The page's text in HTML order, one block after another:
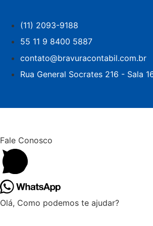
(11) 2093-9188
55 11 9 8400 5887
contato@bravuracontabil.com.br
Rua General Socrates 216 - Sala
Fale Conosco
Olá, Como podemos te ajudar?